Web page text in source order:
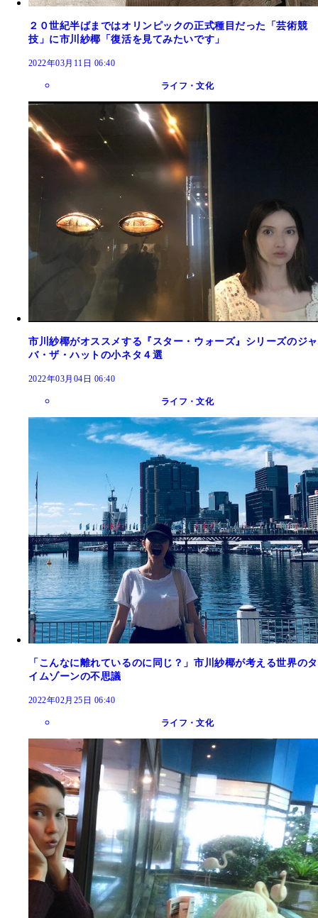
２０世紀半ばまではオリンピックの正式種目だった「芸術競
技」に市川紗椰「復活を見てみたいです」
2022年03月11日 06:40
ライフ・文化
市川紗椰がオススメする『スター・ウォーズ』シリーズのジャ
バ・ザ・ハットの小ネタ４選
2022年03月04日 06:40
ライフ・文化
「こんなに離れているのに同じ？」市川紗椰が考える世界のタ
イムゾーンの不思議
2022年02月25日 06:40
ライフ・文化